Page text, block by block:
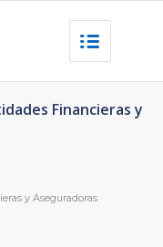
Financieras y
y Aseguradoras